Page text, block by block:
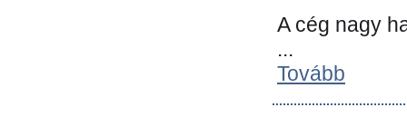
A cég nagy
...
Tovább